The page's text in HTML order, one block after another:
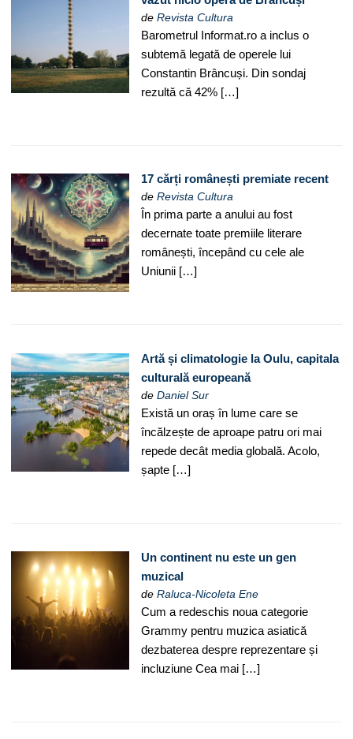
deRevista Cultura
Barometrul Informat.ro a inclus o
subtemă legată de operele lui
Constantin Brâncuși. Din sondaj
rezultă că 42% […]
17 cărți românești premiate recent
deRevista Cultura
În prima parte a anului au fost
decernate toate premiile literare
românești, începând cu cele ale
Uniunii […]
Artă și climatologie la Oulu, capitala
culturală europeană
deDaniel Sur
Există un oraș în lume care se
încălzește de aproape patru ori mai
repede decât media globală. Acolo,
șapte […]
Un continent nu este un gen
muzical
deRaluca-Nicoleta Ene
Cum a redeschis noua categorie
Grammy pentru muzica asiatică
dezbaterea despre reprezentare și
incluziune Cea mai […]